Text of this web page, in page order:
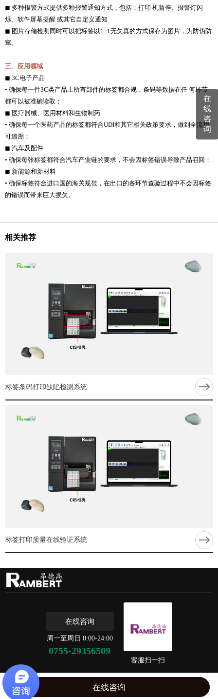
◼ 多种报警方式提供多种报警通知方式，包括：打印 机暂停、报警灯闪
烁、软件屏幕提醒 或其它自定义通知
◼ 图片存储检测同时可以把标签以1 :1无失真的方式保存为图片，为防伪防
窜。
三、应用领域
◼ 3C电子产品
• 确保每一件3C类产品上所有部件的标签都合规，条码等数据在任 何环节
都可以被准确读取；
◼ 医疗器械、医用材料和生物制药
• 确保每一个医药产品的标签都符合UDI和其它相关政策要求，做到全流程
可追溯；
◼ 汽车及配件
• 确保每张标签都符合汽车产业链的要求，不会因标签错误导致产品召回；
◼ 新能源和新材料
• 确保标签符合进口国的海关规范，在出口的各环节查验过程中不会因标签
的错误而带来巨大损失。
相关推荐
标签条码打印缺陷检测系统
标签打印质量在线验证系统
在线咨询
周一至周日 0:00-24:00
0755-29356509
客服扫一扫
copyright © 2020 深圳市昂德高电子科技有限公司 备案号：
免责申明
网站建设：得遇文化
在
线
咨
询
在线咨询